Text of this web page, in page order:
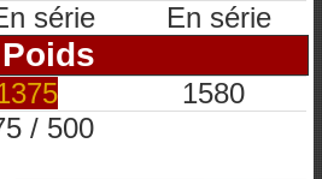
série En série
Poids
1580
/ 500